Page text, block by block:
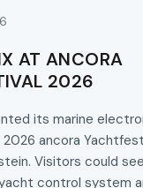
AT ANCORA
2026
its marine
ancora
Visitors could
control system